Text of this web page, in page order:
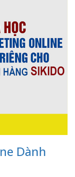
Dành